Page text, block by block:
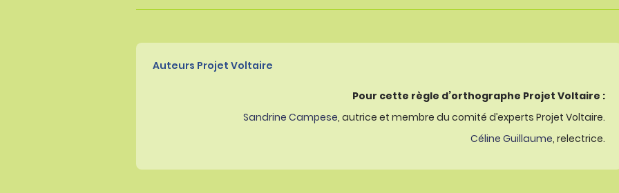
Auteurs Projet Voltaire
Pour cette règle d’orthographe Projet Voltaire :
Sandrine Campese, autrice et membre du comité d’experts Projet Voltaire.
Céline Guillaume, relectrice.